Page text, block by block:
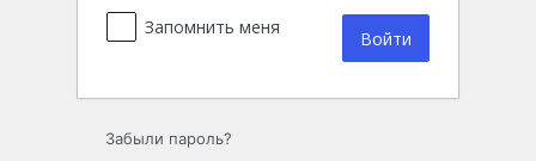
Запомнить меня
Забыли пароль?